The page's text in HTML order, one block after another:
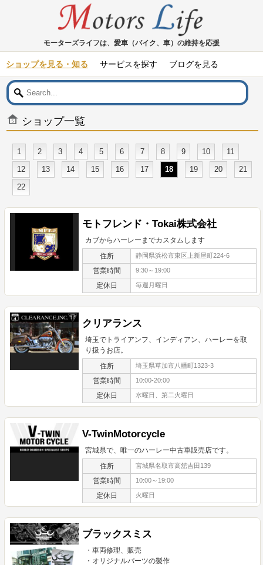
モーターズライフは、愛車（バイク、車）の維持を応援
ショップを見る・知る サービスを探す ブログを見る
ショップ一覧
1 2 3 4 5 6 7 8 9 10
11
12
13 14 15 16 17 18 19 20
21
22
モトフレンド・Tokai株式会社
カブからハーレーまでカスタムします
住所 静岡県浜松市東区上新屋町224-6
営業時間 9:30～19:00
定休日 毎週月曜日
クリアランス
埼玉でトライアンフ、インディアン、ハーレーを取
り扱うお店。
住所 埼玉県草加市八幡町1323-3
営業時間 10:00-20:00
定休日 水曜日、第二火曜日
V-TwinMotorcycle
宮城県で、唯一のハーレー中古車販売店です。
住所 宮城県名取市高舘吉田139
営業時間 10:00～19:00
定休日 火曜日
ブラックスミス
・車両修理、販売
・オリジナルパーツの製作